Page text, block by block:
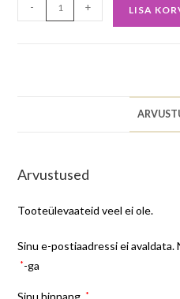
- + LISA
Arvustused
Tooteülevaateid veel ei ole.
Sinu e-postiaadressi ei avaldata.
*-ga
Sinu hinnang *